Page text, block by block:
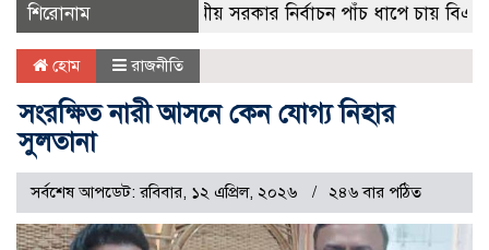
শিরোনাম স্থানীয় সরকার নির্বাচন পাঁচ ধাপে চায় বিএনপি
হোম রাজনীতি
সংরক্ষিত নারী আসনে কেন যোগ্য নিহার
সুলতানা
সর্বশেষ আপডেট: রবিবার, ১২ এপ্রিল, ২০২৬ ২৪৬ বার পঠিত